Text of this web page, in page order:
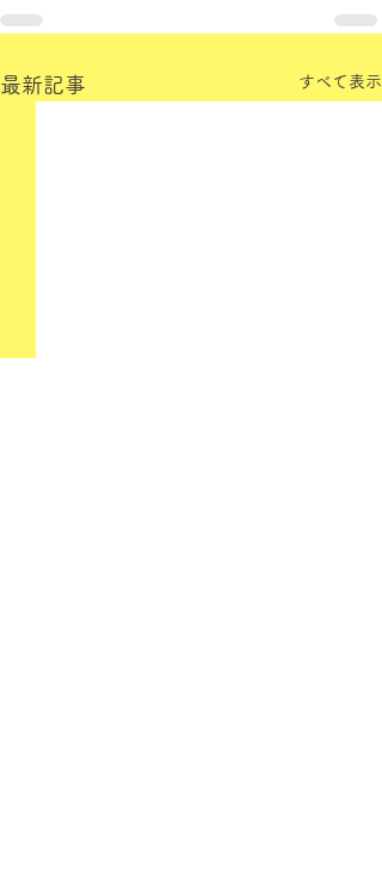
最新記事 すべて表示